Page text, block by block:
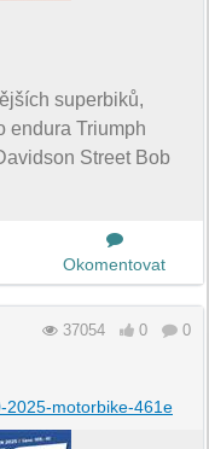
superbiků,
endura Triumph
Street Bob
Okomentovat
37054 0 0
2025-motorbike-461e